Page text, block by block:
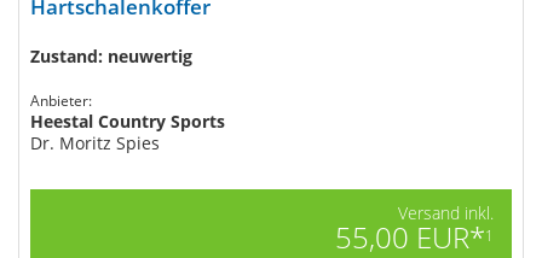
Hartschalenkoffer
Zustand: neuwertig
Anbieter:
Heestal Country Sports
Dr. Moritz Spies
Versand inkl.
55,00 EUR*1